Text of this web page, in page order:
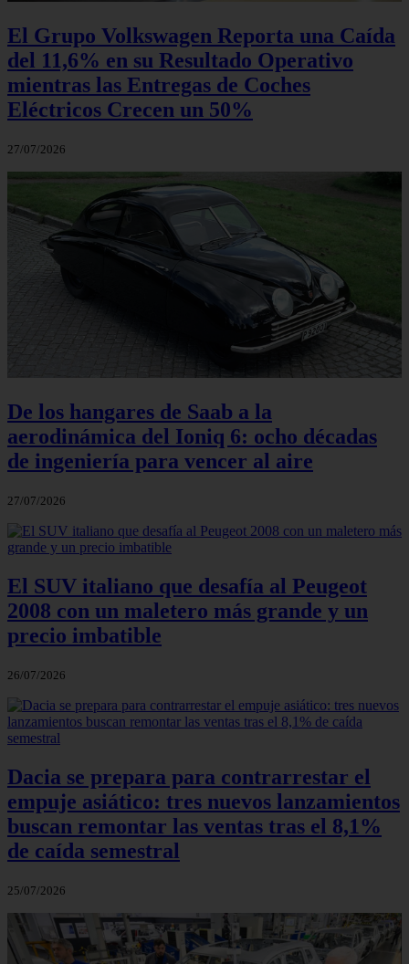
El Grupo Volkswagen Reporta una Caída
del 11,6% en su Resultado Operativo
mientras las Entregas de Coches
Eléctricos Crecen un 50%
27/07/2026
De los hangares de Saab a la
aerodinámica del Ioniq 6: ocho décadas
de ingeniería para vencer al aire
27/07/2026
El SUV italiano que desafía al Peugeot
2008 con un maletero más grande y un
precio imbatible
26/07/2026
Dacia se prepara para contrarrestar el
empuje asiático: tres nuevos lanzamientos
buscan remontar las ventas tras el 8,1%
de caída semestral
25/07/2026